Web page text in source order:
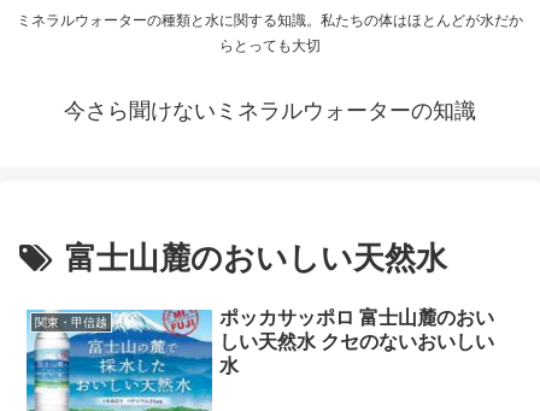
ミネラルウォーターの種類と水に関する知識。私たちの体はほとんどが水だか
らとっても大切
今さら聞けないミネラルウォーターの知識
富士山麓のおいしい天然水
関東・甲信越
ポッカサッポロ 富士山麓のおい
しい天然水 クセのないおいしい
水